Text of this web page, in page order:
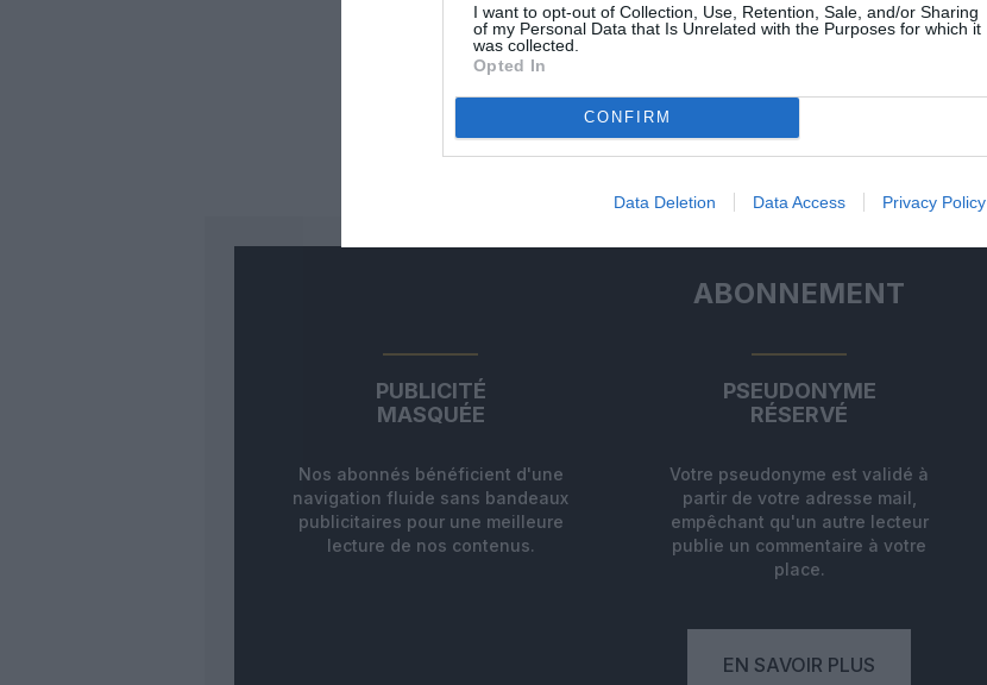
I want to opt-out of Collection, Use, Retention, Sale, and/or Sharing
of my Personal Data that Is Unrelated with the Purposes for which it
was collected.
Opted In
CONFIRM
Data Deletion Data Access Privacy Policy
ABONNEMENT
PUBLICITÉ
MASQUÉE
Nos abonnés bénéficient d'une
navigation fluide sans bandeaux
publicitaires pour une meilleure
lecture de nos contenus.
PSEUDONYME
RÉSERVÉ
Votre pseudonyme est validé à
partir de votre adresse mail,
empêchant qu'un autre lecteur
publie un commentaire à votre
place.
EN SAVOIR PLUS